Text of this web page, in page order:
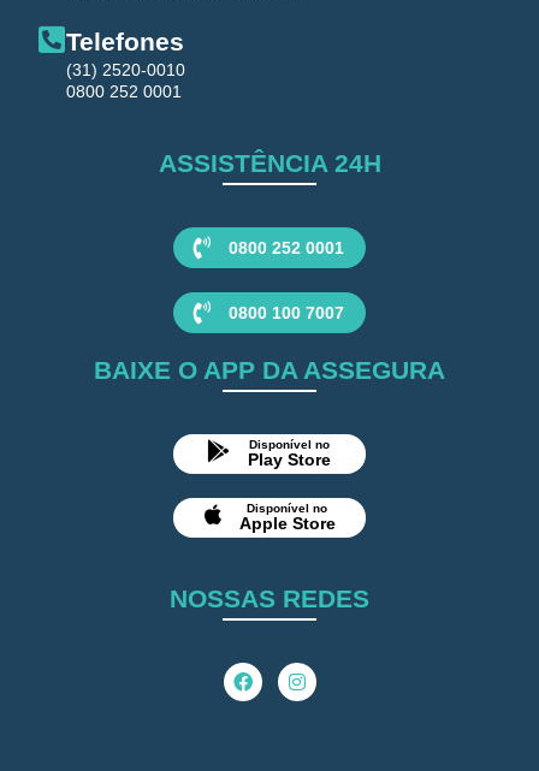
Telefones
(31) 2520-0010
0800 252 0001
ASSISTÊNCIA 24H
0800 252 0001
0800 100 7007
BAIXE O APP DA ASSEGURA
Disponível no
Play Store
Disponível no
Apple Store
NOSSAS REDES